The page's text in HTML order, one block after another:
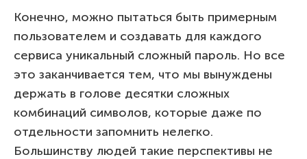
Конечно, можно пытаться быть примерным
пользователем и создавать для каждого
сервиса уникальный сложный пароль. Но все
это заканчивается тем, что мы вынуждены
держать в голове десятки сложных
комбинаций символов, которые даже по
отдельности запомнить нелегко.
Большинству людей такие перспективы не